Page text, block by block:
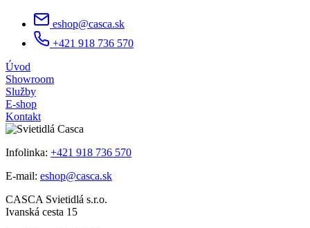
eshop@casca.sk
+421 918 736 570
Úvod
Showroom
Služby
E-shop
Kontakt
Infolinka: +421 918 736 570
E-mail: eshop@casca.sk
CASCA Svietidlá s.r.o.
Ivanská cesta 15